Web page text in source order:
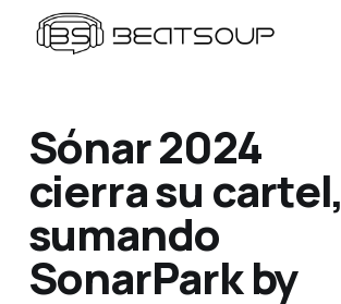
Sónar 2024
cierra su cartel,
sumando
SonarPark by